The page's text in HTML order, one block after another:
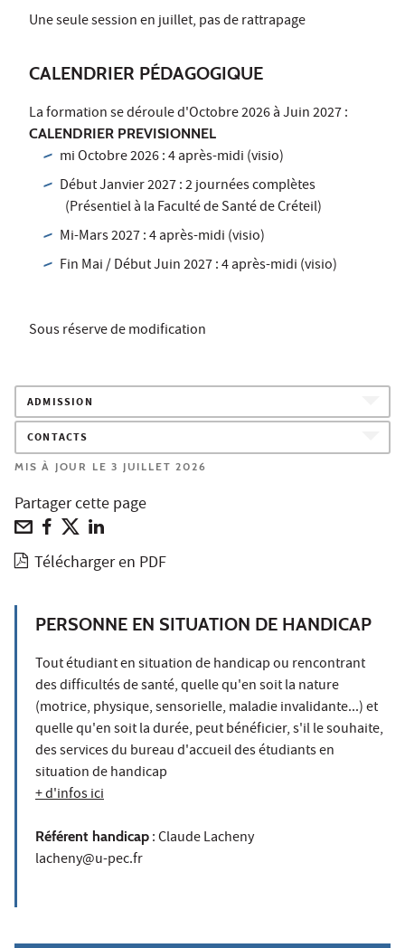
Une seule session en juillet, pas de rattrapage
CALENDRIER PÉDAGOGIQUE
La formation se déroule d'Octobre 2026 à Juin 2027 :
CALENDRIER PREVISIONNEL
mi Octobre 2026 : 4 après-midi (visio)
Début Janvier 2027 : 2 journées complètes
(Présentiel à la Faculté de Santé de Créteil)
Mi-Mars 2027 : 4 après-midi (visio)
Fin Mai / Début Juin 2027 : 4 après-midi (visio)
Sous réserve de modification
ADMISSION
CONTACTS
MIS À JOUR LE 3 JUILLET 2026
Partager cette page
Télécharger en PDF
PERSONNE EN SITUATION DE HANDICAP
Tout étudiant en situation de handicap ou rencontrant
des difficultés de santé, quelle qu'en soit la nature
(motrice, physique, sensorielle, maladie invalidante...) et
quelle qu'en soit la durée, peut bénéficier, s'il le souhaite,
des services du bureau d'accueil des étudiants en
situation de handicap
+ d'infos ici
Référent handicap : Claude Lacheny
lacheny@u-pec.fr